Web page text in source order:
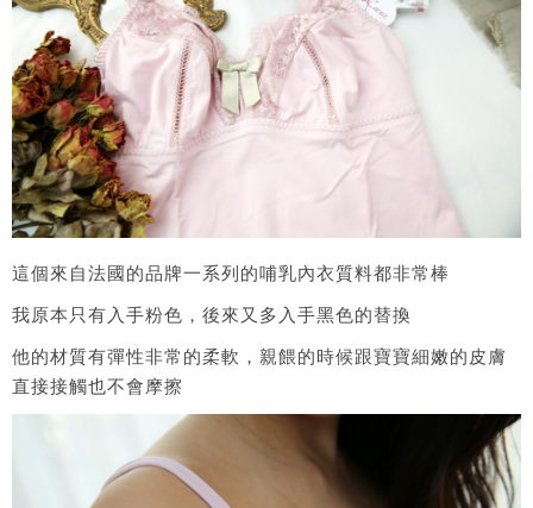
這個來自法國的品牌一系列的哺乳內衣質料都非常棒
我原本只有入手粉色，後來又多入手黑色的替換
他的材質有彈性非常的柔軟，親餵的時候跟寶寶細嫩的皮膚
直接接觸也不會摩擦